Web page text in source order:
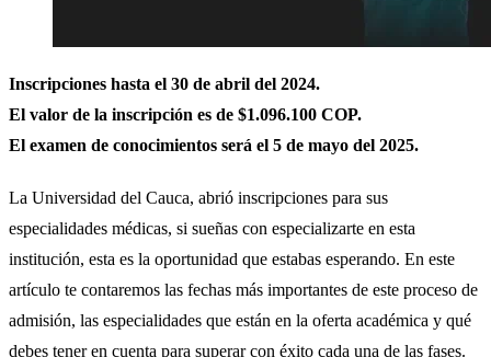
Inscripciones hasta el 30 de abril del 2024.
El valor de la inscripción es de $1.096.100 COP.
El examen de conocimientos será el 5 de mayo del 2025.
La Universidad del Cauca, abrió inscripciones para sus
especialidades médicas, si sueñas con especializarte en esta
institución, esta es la oportunidad que estabas esperando. En este
artículo te contaremos las fechas más importantes de este proceso de
admisión, las especialidades que están en la oferta académica y qué
debes tener en cuenta para superar con éxito cada una de las fases.